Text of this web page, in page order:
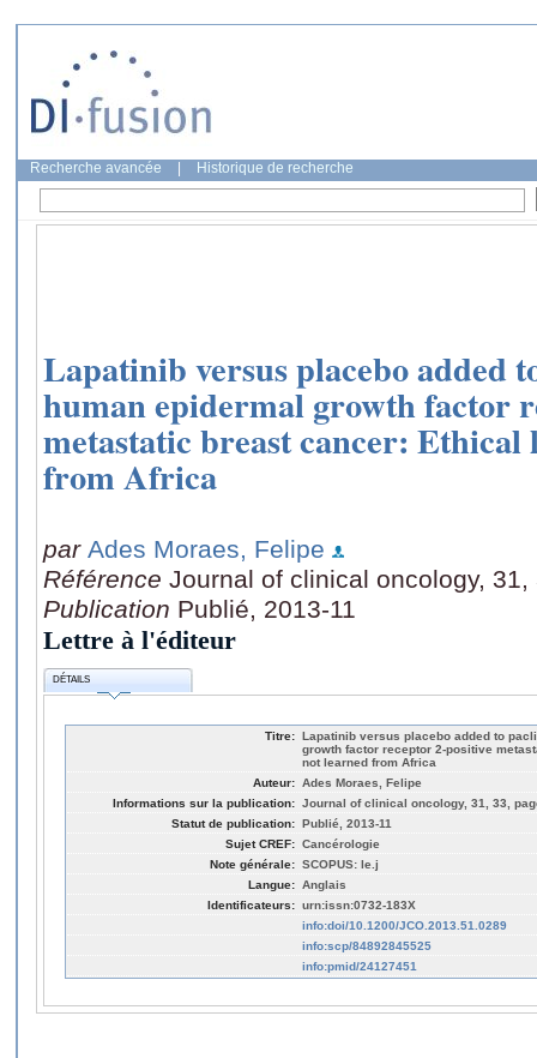
Recherche avancée Historique de recherche
Lapatinib versus placebo added
human epidermal growth factor
metastatic breast cancer: Ethical
from Africa
par Ades Moraes, Felipe
Référence Journal of clinical oncology,
Publication Publié, 2013-11
Lettre à l'éditeur
DÉTAILS
Titre: Lapatinib versus placebo added to
growth factor receptor 2-positive
not learned from Africa
Auteur: Ades Moraes, Felipe
Informations sur la publication: Journal of clinical oncology, 31, 33,
Statut de publication: Publié, 2013-11
Sujet CREF: Cancérologie
Note générale: SCOPUS: le.j
Langue: Anglais
Identificateurs: urn:issn:0732-183X
info:doi/10.1200/JCO.2013.51.0289
info:scp/84892845525
info:pmid/24127451